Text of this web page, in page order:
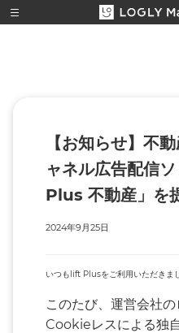
【お知らせ】不
ャネル広告配信
Plus 不動産」を
2024年9月25日
いつもlift Plusをご利用いただきま
このたび、運営会社の
Cookieレスによる独